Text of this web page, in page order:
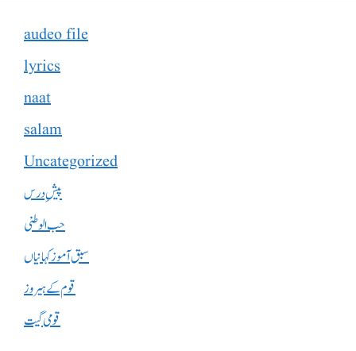
audeo file
lyrics
naat
salam
Uncategorized
پیشِ درس
حب الوطنی
سبق آموز کہانیاں
قوم کے ہیروز
قومی گیت